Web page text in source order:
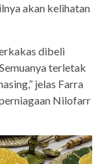
akan kelihatan
dibeli
terletak
jelas Farra
Nilofarr